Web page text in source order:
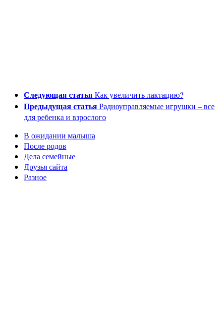
Следующая статьяКак увеличить лактацию?
Предыдущая статьяРадиоуправляемые игрушки – все
для ребенка и взрослого
В ожидании малыша
После родов
Дела семейные
Друзья сайта
Разное